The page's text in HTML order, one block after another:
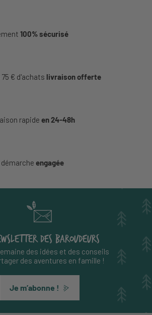
100% sécurisé
75 € d'achats livraison offerte
rapide en 24-48h
démarche engagée
DES BAROUDEURS
des idées et des conseils
des aventures en famille !
Je m’abonne !